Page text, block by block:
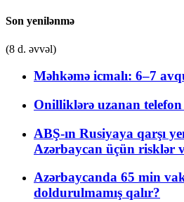
Son yenilənmə
(8 d. əvvəl)
Məhkəmə icmalı: 6–7
Onilliklərə uzanan telefon
ABŞ-ın Rusiyaya qarşı
Azərbaycan üçün risklər
Azərbaycanda 65 min
doldurulmamış qalır?